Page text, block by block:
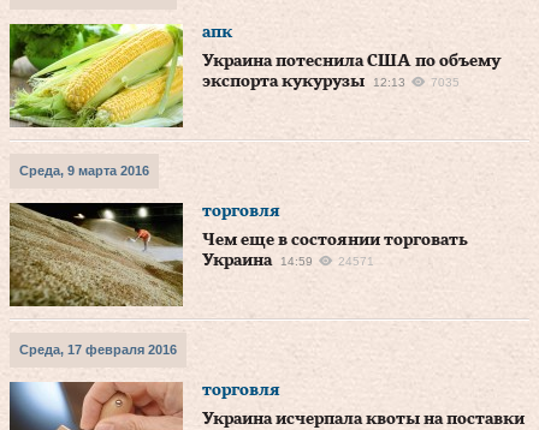
апк
Украина потеснила США по объему
экспорта кукурузы
12:13 7035
Среда, 9 марта 2016
торговля
Чем еще в состоянии торговать
Украина
14:59 24571
Среда, 17 февраля 2016
торговля
Украина исчерпала квоты на поставки